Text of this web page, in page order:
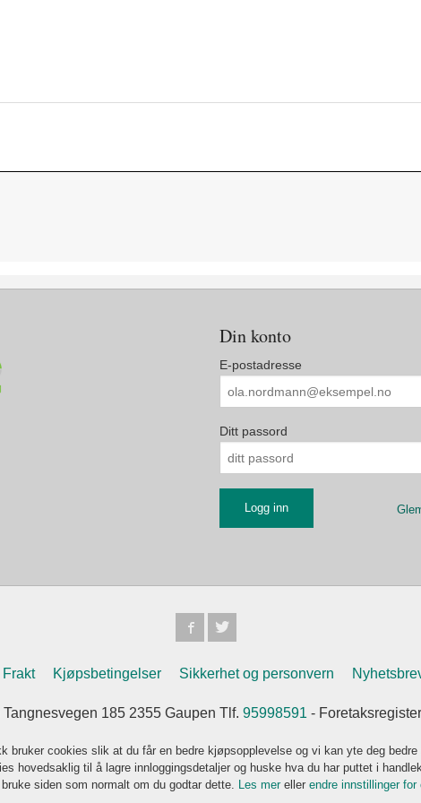
Din konto
E-postadresse
Ditt passord
Frakt Kjøpsbetingelser Sikkerhet og personvern
185 2355 Gaupen Tlf. 95998591 -
bruker cookies slik at du får en bedre kjøpsopplevelse og vi kan yte deg
hovedsaklig til å lagre innloggingsdetaljer og huske hva du har puttet i
siden som normalt om du godtar dette. Les mer eller endre innstillinger for